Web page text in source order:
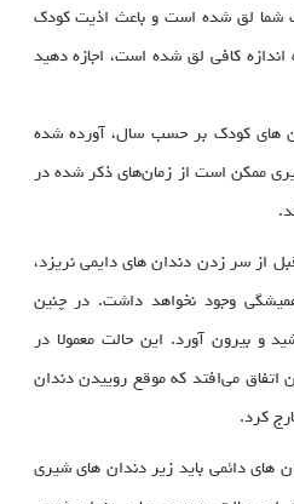
شما لق شده است و باعث اذیت کودک
کافی لق شده است، اجازه دهید
های کودک بر حسب سال، آورده شده
ممکن است از زمان‌های ذکر شده در
از سر زدن دندان های دایمی نریزد،
وجود نخواهد داشت. در چنین
و بیرون آورد. این حالت معمولا در
اتفاق می‌افتد که موقع روییدن دندان‌
کرد.
های دائمی باید زیر دندان های شیری